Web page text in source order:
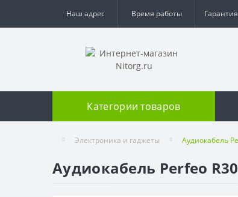
Наш адрес Время работы
Категории товаров
Электроника и гаджеты Аудиокабель
Аудиокабель Perfeo